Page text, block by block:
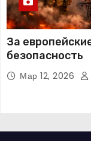
За
безопасность
Мар 12, 2026